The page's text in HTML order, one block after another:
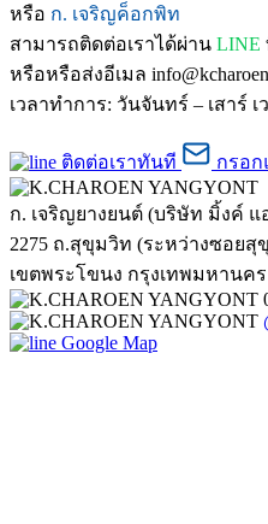
หรือ ก. เจริญค็อกพิท
สามารถติดต่อเราได้ผ่าน LINE
หรือหรือส่งอีเมล
เวลาทำการ: วันจันทร์ – เสาร์ เ
ติดต่อเราทันที กรอ
ก. เจริญยางยนต์ (บริษัท มิ้งค์
2275 ถ.สุขุมวิท (ระหว่างซอยสุ
เขตพระโขนง กรุงเทพมหานคร
Google Map